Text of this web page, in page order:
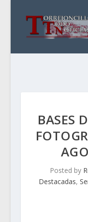
BASES
Posted by
Destacadas,